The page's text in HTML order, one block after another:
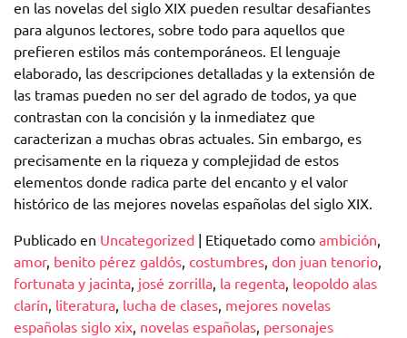
en las novelas del siglo XIX pueden resultar desafiantes
para algunos lectores, sobre todo para aquellos que
prefieren estilos más contemporáneos. El lenguaje
elaborado, las descripciones detalladas y la extensión de
las tramas pueden no ser del agrado de todos, ya que
contrastan con la concisión y la inmediatez que
caracterizan a muchas obras actuales. Sin embargo, es
precisamente en la riqueza y complejidad de estos
elementos donde radica parte del encanto y el valor
histórico de las mejores novelas españolas del siglo XIX.
Publicado en Uncategorized | Etiquetado como ambición,
amor, benito pérez galdós, costumbres, don juan tenorio,
fortunata y jacinta, josé zorrilla, la regenta, leopoldo alas
clarín, literatura, lucha de clases, mejores novelas
españolas siglo xix, novelas españolas, personajes